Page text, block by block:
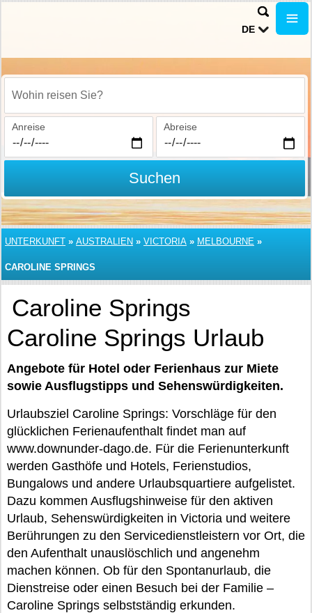
DE
Wohin reisen Sie?
Anreise Abreise
Suchen
UNTERKUNFT » AUSTRALIEN » VICTORIA » MELBOURNE »
CAROLINE SPRINGS
Caroline Springs
Caroline Springs Urlaub
Angebote für Hotel oder Ferienhaus zur Miete
sowie Ausflugstipps und Sehenswürdigkeiten.
Urlaubsziel Caroline Springs: Vorschläge für den
glücklichen Ferienaufenthalt findet man auf
www.downunder-dago.de. Für die Ferienunterkunft
werden Gasthöfe und Hotels, Ferienstudios,
Bungalows und andere Urlaubsquartiere aufgelistet.
Dazu kommen Ausflugshinweise für den aktiven
Urlaub, Sehenswürdigkeiten in Victoria und weitere
Berührungen zu den Servicedienstleistern vor Ort, die
den Aufenthalt unauslöschlich und angenehm
machen können. Ob für den Spontanurlaub, die
Dienstreise oder einen Besuch bei der Familie –
Caroline Springs selbstständig erkunden.